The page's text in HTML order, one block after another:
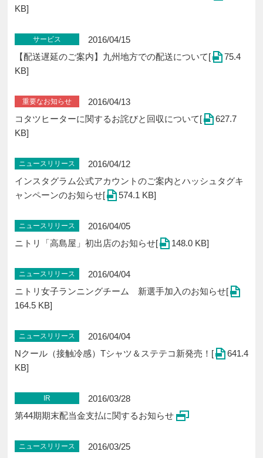
KB]
サービス
2016/04/15
【配送遅延のご案内】九州地方での配送について[
75.4
KB]
重要なお知らせ
2016/04/13
コタツヒーターに関するお詫びと回収について[
627.7
KB]
ニュースリリース
2016/04/12
インスタグラム公式アカウントのご案内とハッシュタグキ
ャンペーンのお知らせ[
574.1 KB]
ニュースリリース
2016/04/05
ニトリ「高島屋」初出店のお知らせ[
148.0 KB]
ニュースリリース
2016/04/04
ニトリ女子ランニングチーム 新選手加入のお知らせ[
164.5 KB]
ニュースリリース
2016/04/04
Nクール（接触冷感）Tシャツ＆ステテコ新発売！[
641.4
KB]
IR
2016/03/28
第44期期末配当金支払に関するお知らせ
ニュースリリース
2016/03/25